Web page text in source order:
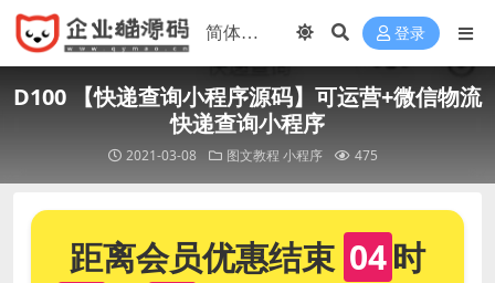
登录
D100 【快递查询小程序源码】可运营+微信物流
快递查询小程序
2021-03-08 图文教程 小程序 475
距离会员优惠结束 04时